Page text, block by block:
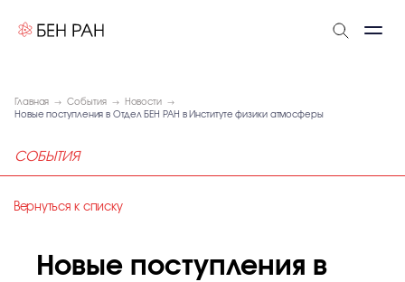
Главная События
Новости
Новые поступления в Отдел БЕН РАН в Институте физики атмосферы
СОБЫТИЯ
Вернуться к списку
Новые поступления в